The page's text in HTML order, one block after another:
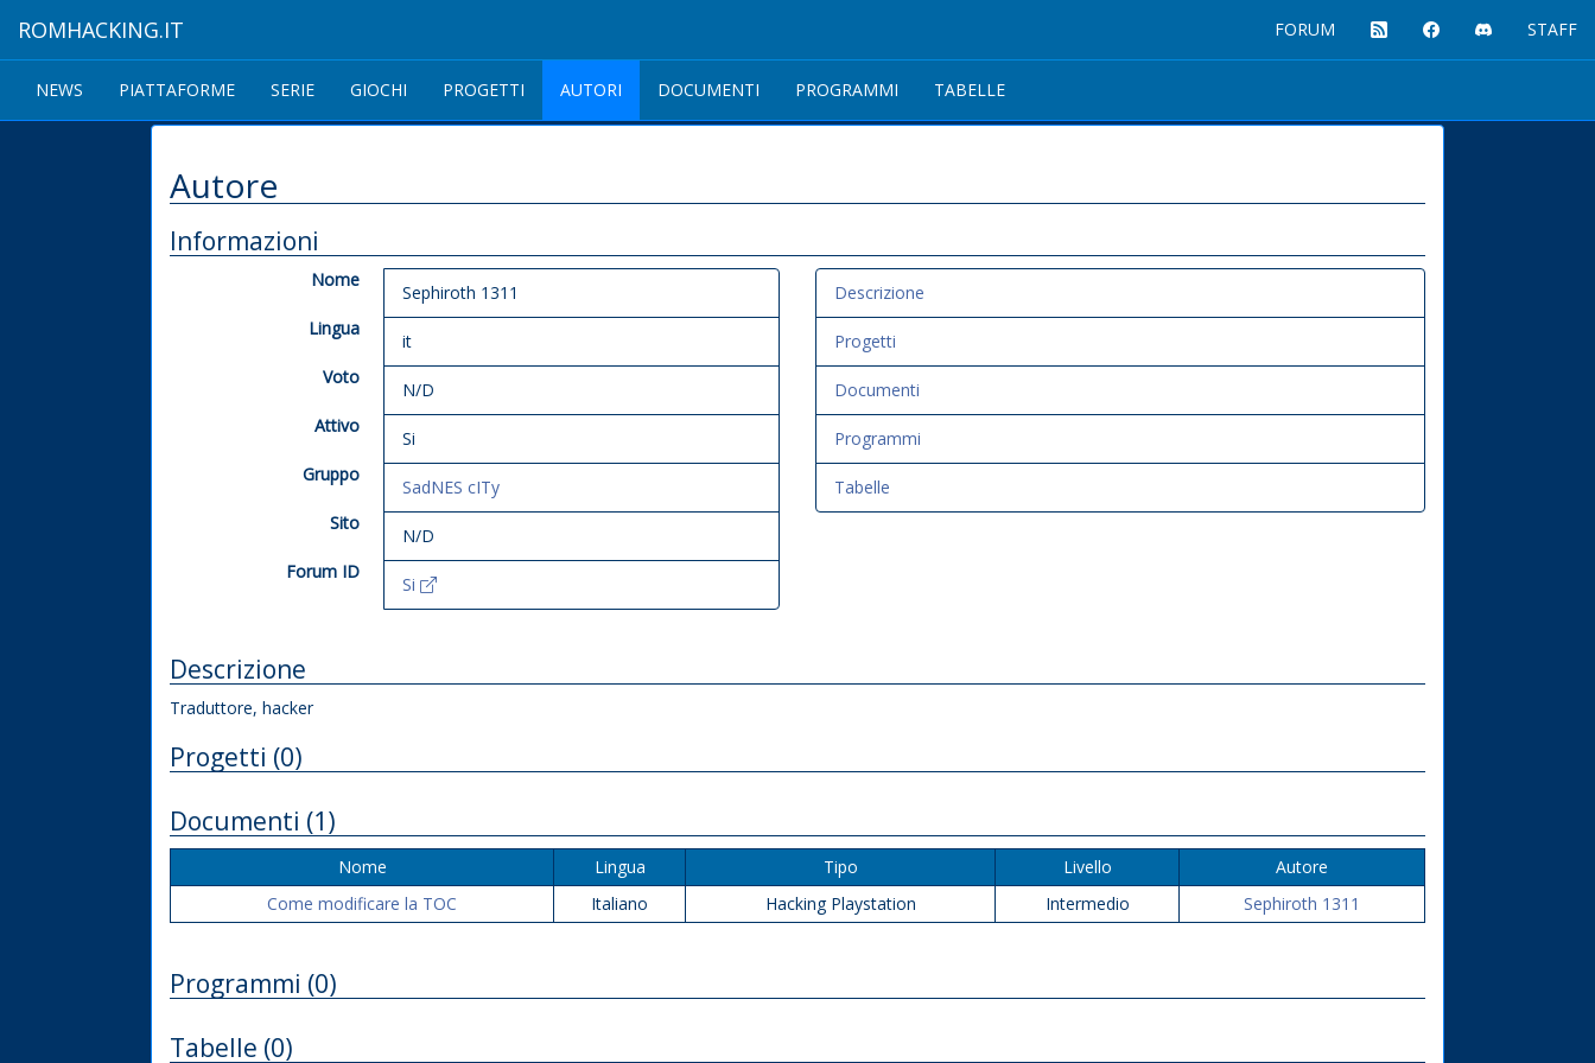
ROMHACKING.IT FORUM STAFF
NEWS PIATTAFORME SERIE GIOCHI PROGETTI AUTORI DOCUMENTI PROGRAMMI TABELLE
Autore
Informazioni
Nome
Sephiroth 1311
Lingua
it
Voto
N/D
Attivo
Si
Gruppo
SadNES cITy
Sito
N/D
Forum ID
Si
Descrizione
Progetti
Documenti
Programmi
Tabelle
Descrizione
Traduttore, hacker
Progetti (0)
Documenti (1)
Nome Lingua Tipo Livello
Autore
Come modificare la TOC
Italiano Hacking Playstation Intermedio Sephiroth 1311
Programmi (0)
Tabelle (0)